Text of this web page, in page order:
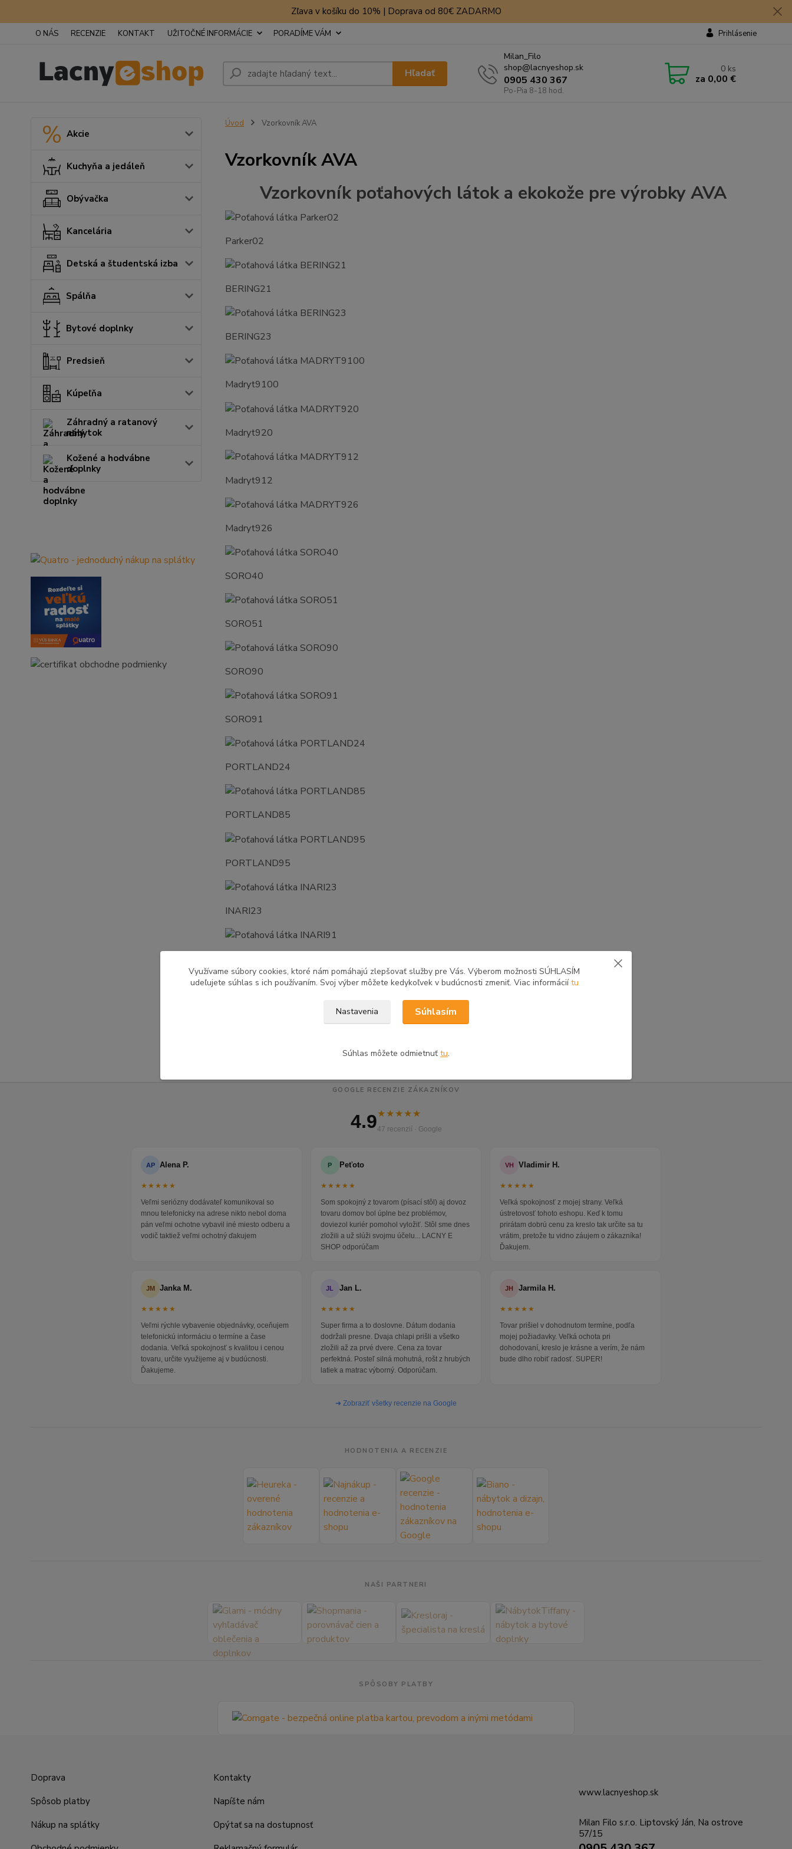
Zľava v košíku do 10% | Doprava od 80€ ZADARMO
O NÁS RECENZIE KONTAKT UŽITOČNÉ INFORMÁCIE PORADÍME VÁM Prihlásenie
Hľadať
Milan_Filo
shop@lacnyeshop.sk
0905 430 367
Po-Pia 8-18 hod.
0 ks
za 0,00 €
Akcie
Kuchyňa a jedáleň
Obývačka
Kancelária
Detská a študentská izba
Spálňa
Bytové doplnky
Predsieň
Kúpeľňa
Záhradný a ratanový
nábytok
Kožené a hodvábne
doplnky
Úvod Vzorkovník AVA
Vzorkovník AVA
Vzorkovník poťahových látok a ekokože pre výrobky AVA
Parker02
BERING21
BERING23
Madryt9100
Madryt920
Madryt912
Madryt926
SORO40
SORO51
SORO90
SORO91
PORTLAND24
PORTLAND85
PORTLAND95
INARI23
GOOGLE RECENZIE ZÁKAZNÍKOV
4.9★★★★★
47 recenzií · Google
AP Alena P.
★★★★★
Veľmi seriózny dodávateľ komunikoval so
mnou telefonicky na adrese nikto nebol doma
pán veľmi ochotne vybavil iné miesto odberu a
vodič taktiež veľmi ochotný ďakujem
P Peťoto
★★★★★
Som spokojný z tovarom (písací stôl) aj dovoz
tovaru domov bol úplne bez problémov,
doviezol kuriér pomohol vyložiť. Stôl sme dnes
zložili a už slúži svojmu účelu... LACNY E
SHOP odporúčam
VH Vladimir H.
★★★★★
Veľká spokojnosť z mojej strany. Veľká
ústretovosť tohoto eshopu. Keď k tomu
prirátam dobrú cenu za kreslo tak určite sa tu
vrátim, pretože tu vidno záujem o zákazníka!
Ďakujem.
JM Janka M.
★★★★★
Veľmi rýchle vybavenie objednávky, oceňujem
telefonickú informáciu o termíne a čase
dodania. Veľká spokojnosť s kvalitou i cenou
tovaru, určite využijeme aj v budúcnosti.
Ďakujeme.
JL Jan L.
★★★★★
Super firma a to doslovne. Dátum dodania
dodržali presne. Dvaja chlapi prišli a všetko
zložili až za prvé dvere. Cena za tovar
perfektná. Posteľ silná mohutná, rošt z hrubých
latiek a matrac výborný. Odporúčam.
JH Jarmila H.
★★★★★
Tovar prišiel v dohodnutom termíne, podľa
mojej požiadavky. Veľká ochota pri
dohodovaní, kreslo je krásne a verím, že nám
bude dlho robiť radosť. SUPER!
➜ Zobraziť všetky recenzie na Google
HODNOTENIA A RECENZIE
NAŠI PARTNERI
SPÔSOBY PLATBY
Doprava
Spôsob platby
Nákup na splátky
Kontakty
Napíšte nám
Opýtať sa na dostupnosť
www.lacnyeshop.sk
Milan Filo s.r.o. Liptovský Ján, Na ostrove
57/15
Využívame súbory cookies, ktoré nám pomáhajú zlepšovať služby pre Vás. Výberom možnosti SÚHLASÍM
udeľujete súhlas s ich používaním. Svoj výber môžete kedykoľvek v budúcnosti zmeniť. Viac informáciítu
Nastavenia Súhlasím
Súhlas môžete odmietnuť tu.